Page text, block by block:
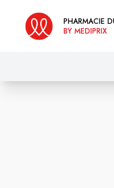
PHARMACIE
BY MEDIPRIX